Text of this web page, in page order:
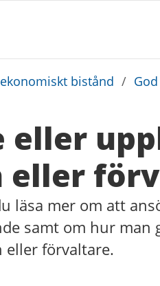
bistånd /
eller
eller
läsa mer om att
samt om hur man
eller förvaltare.